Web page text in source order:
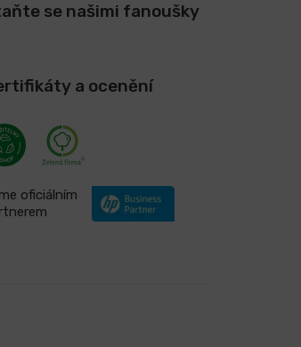
se našimi fanoušky
a ocenění
oficiálním